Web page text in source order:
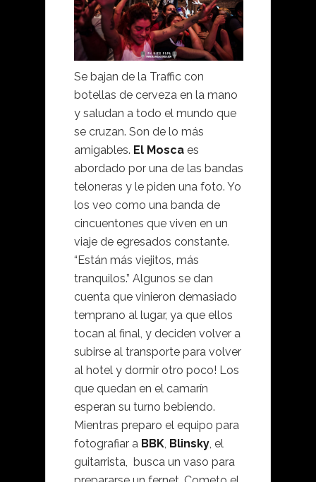
Se bajan de la Traffic con
botellas de cerveza en la mano
y saludan a todo el mundo que
se cruzan. Son de lo más
amigables. El Mosca es
abordado por una de las bandas
teloneras y le piden una foto. Yo
los veo como una banda de
cincuentones que viven en un
viaje de egresados constante.
“Están más viejitos, más
tranquilos.” Algunos se dan
cuenta que vinieron demasiado
temprano al lugar, ya que ellos
tocan al final, y deciden volver a
subirse al transporte para volver
al hotel y dormir otro poco! Los
que quedan en el camarín
esperan su turno bebiendo.
Mientras preparo el equipo para
fotografiar a BBK, Blinsky, el
guitarrista, busca un vaso para